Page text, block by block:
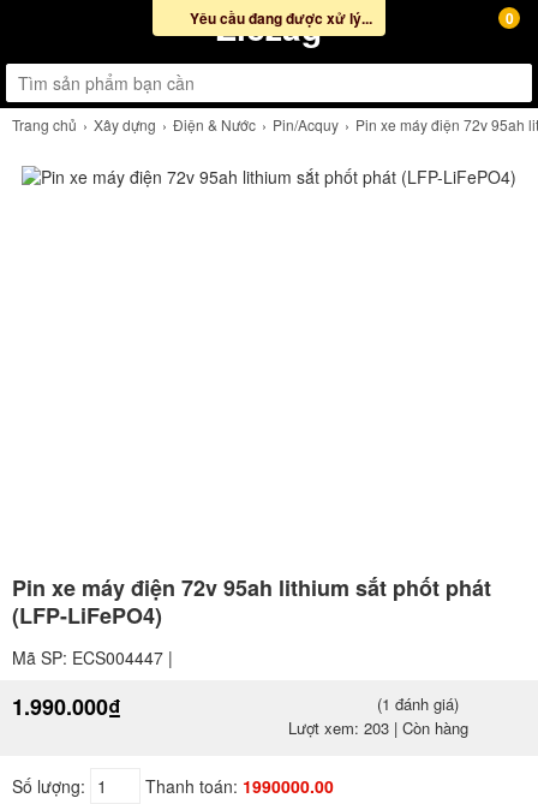
Ziczag 0
Trang chủ Xây dựng Điện & Nước Pin/Acquy Pin xe máy điện 72v 95ah
Pin xe máy điện 72v 95ah lithium sắt phốt phát
(LFP-LiFePO4)
Mã SP: ECS004447 |
1.990.000₫
(1 đánh giá)
Lượt xem: 203 | Còn hàng
Số lượng: Thanh toán: 1990000.00
Yêu cầu đang được xử lý...